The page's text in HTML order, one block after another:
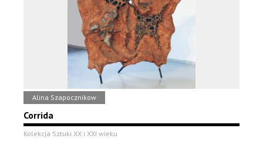
Alina Szapocznikow
Corrida
Kolekcja Sztuki XX i XXI wieku